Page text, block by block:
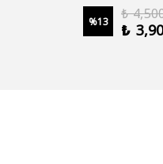
%13
₺
₺